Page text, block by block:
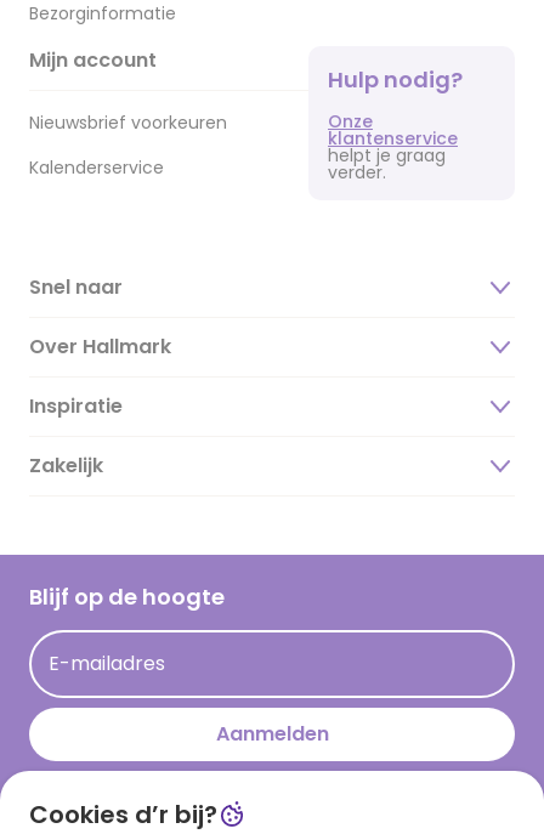
Bezorginformatie
Mijn account
Nieuwsbrief voorkeuren
Kalenderservice
Hulp nodig?
Onze
klantenservice
helpt je graag
verder.
Snel naar
Over Hallmark
Over ons
Duurzaamheid
Hallmark Kaartclub
Acties
Persberichten
Inspiratie
Magazine
Cadeau inspiratie
Op kamp gedichten en versjes
Leuke en grappige op kamp teksten
kamppost inspiratie
Zakelijk
Blijf op de hoogte
E-mailadres
Aanmelden
Download onze app
Cookies d’r bij?